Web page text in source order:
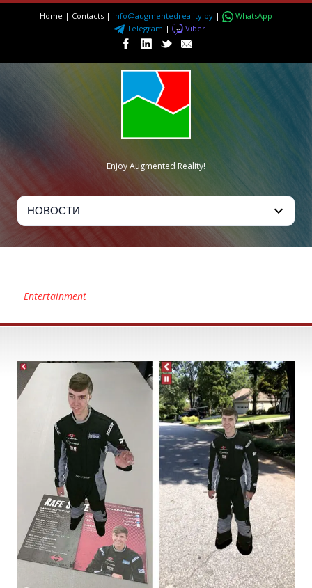
Home | Contacts | info@augmentedreality.by |
WhatsApp
|
Telegram | Viber
Enjoy Augmented Reality!
Entertainment